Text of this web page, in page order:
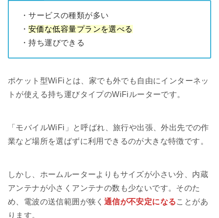
・サービスの種類が多い
・安価な低容量プランを選べる
・持ち運びできる
ポケット型WiFiとは、家でも外でも自由にインターネッ
トが使える持ち運びタイプのWiFiルーターです。
「モバイルWiFi」と呼ばれ、旅行や出張、外出先での作
業など場所を選ばずに利用できるのが大きな特徴です。
しかし、ホームルーターよりもサイズが小さい分、内蔵
アンテナが小さくアンテナの数も少ないです。そのた
め、電波の送信範囲が狭く 通信が不安定になることがあ
ります。